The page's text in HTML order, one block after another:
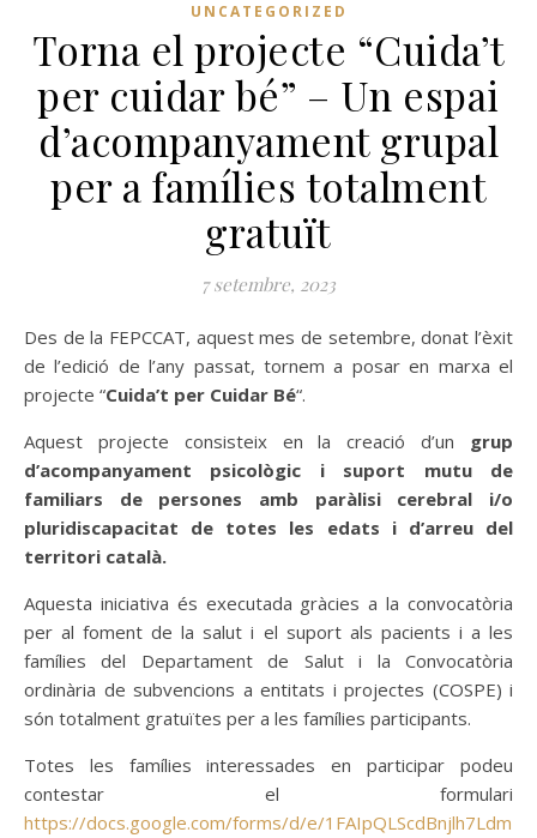
UNCATEGORIZED
Torna el projecte “Cuida’t
per cuidar bé” – Un espai
d’acompanyament grupal
per a famílies totalment
gratuït
7 setembre, 2023
Des de la FEPCCAT, aquest mes de setembre, donat l’èxit
de l’edició de l’any passat, tornem a posar en marxa el
projecte “Cuida’t per Cuidar Bé“.
Aquest projecte consisteix en la creació d’un grup
d’acompanyament psicològic i suport mutu de
familiars de persones amb paràlisi cerebral i/o
pluridiscapacitat de totes les edats i d’arreu del
territori català.
Aquesta iniciativa és executada gràcies a la convocatòria
per al foment de la salut i el suport als pacients i a les
famílies del Departament de Salut i la Convocatòria
ordinària de subvencions a entitats i projectes (COSPE) i
són totalment gratuïtes per a les famílies participants.
Totes les famílies interessades en participar podeu
contestar el formulari
https://docs.google.com/forms/d/e/1FAIpQLScdBnjlh7Ldm